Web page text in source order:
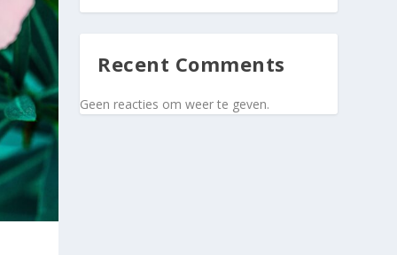
Recent Comments
Geen reacties om weer te geven.